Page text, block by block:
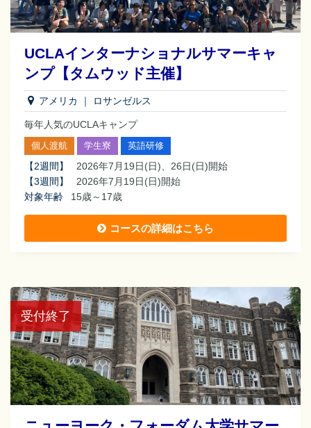
UCLAインターナショナルサマーキャ
ンプ【タムウッド主催】
アメリカ ｜ ロサンゼルス
毎年人気のUCLAキャンプ
個人渡航 学生寮 英語研修
【2週間 】
2026年7月19日(日)、26日(日)開始
【3週間 】
2026年7月19日(日)開始
対象年齢
15歳～17歳
コースの詳細はこちら
受付終了